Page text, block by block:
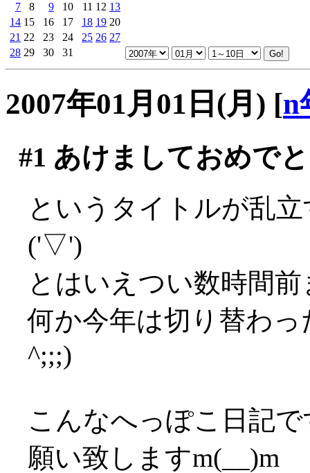
7
8 9 10 11 12 13
14 15 16 17 18 19 20
21 22 23 24 25 26 27
28 29 30 31
2007年01月01日(月) [n
#1 あけましておめで
というタイトルが乱
('▽')
とはいえつい数時間
何か今年は切り替わ
^;;;)
こんなへっぽこ日記
願い致しますm(__)m